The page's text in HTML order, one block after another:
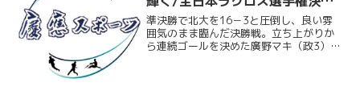
勝 関西学院大戦
準決勝で北大を16－3と圧倒し、良い雰
囲気のまま臨んだ決勝戦。立ち上がりか
ら連続ゴールを決めた廣野マキ（政3）が